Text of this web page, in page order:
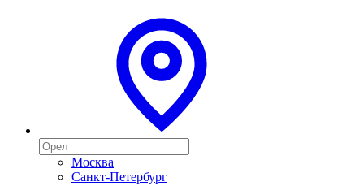
Москва
Санкт-Петербург